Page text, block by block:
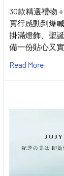
30款精選禮物
實行感動到爆
掛滿燈飾、聖
備一份貼心又
Read More